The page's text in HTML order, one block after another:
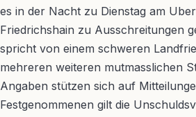
es in der Nacht zu Dienstag am
Friedrichshain zu Ausschreitungen
spricht von einem schweren
mehreren weiteren mutmasslichen
Angaben stützen sich auf
Festgenommenen gilt die